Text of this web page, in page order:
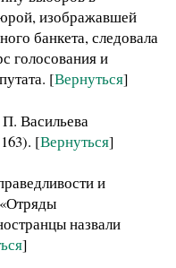
изображавшей
банкета, следовала
голосования и
[Вернуться]
Васильева
[Вернуться]
и
назвали
]